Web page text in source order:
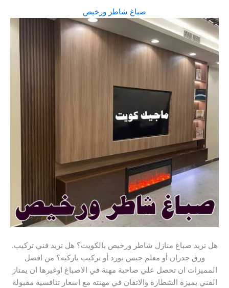
صباغ شاطر ورخيص
.هل تريد صباغ منازل شاطر ورخيص بالكويت؟ هل تريد فني تركيب
ورق جدران أو معلم جبس بورد أو تركيب باركيه؟ من افضل
المميزات ان تحصل علي صاحبة مهنة في الاصباغ اوغيرها ان يمتاز
الفني بميزة الشطارة والاتقان في مهنته مع اسعار تنافسية مقبولة